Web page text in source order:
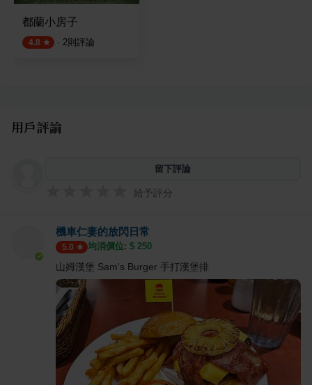
都蘭小房子
4.8 · 2則評論
用戶評論
留下評論
給予評分
機車仁妻的放閃日常
5.0 均消價位: $ 250
山姆漢堡 Sam's Burger 手打漢堡排